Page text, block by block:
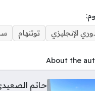
الإنجليزي
توتنهام
About the
حاتم